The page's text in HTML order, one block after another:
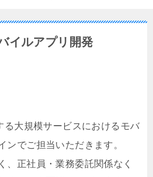
イルアプリ開発
る大規模サービスにおけるモバ
ンでご担当いただきます。
、正社員・業務委託関係なく